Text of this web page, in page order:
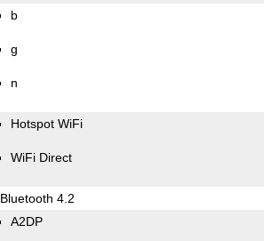
b
g
n
Hotspot WiFi
WiFi Direct
Bluetooth 4.2
A2DP